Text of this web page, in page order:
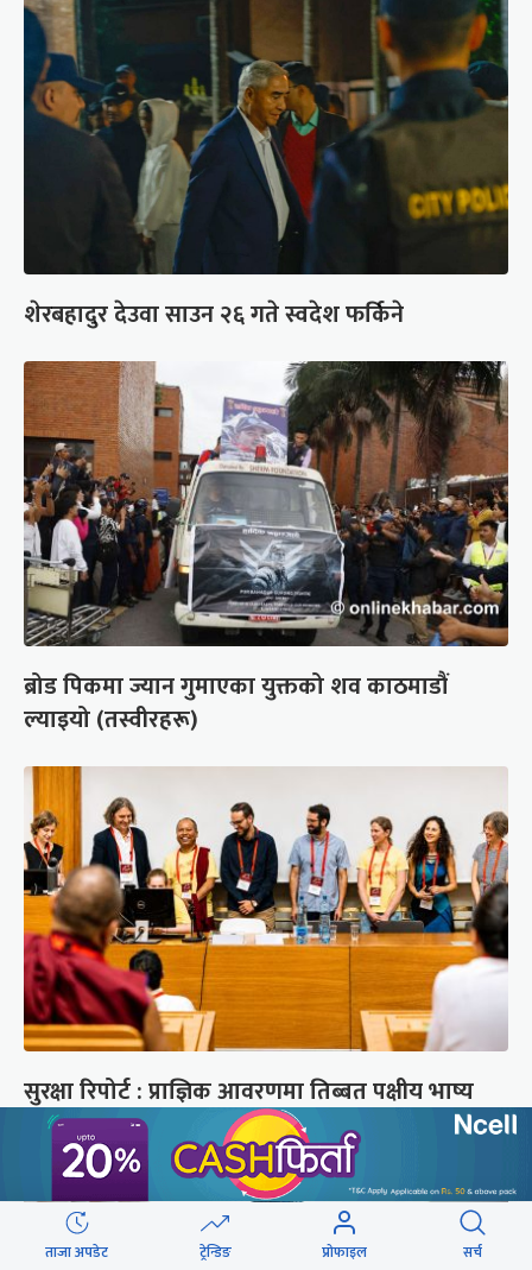
शेरबहादुर देउवा साउन २६ गते स्वदेश फर्किने
ब्रोड पिकमा ज्यान गुमाएका युक्तको शव काठमाडौं
ल्याइयो (तस्वीरहरू)
सुरक्षा रिपोर्ट : प्राज्ञिक आवरणमा तिब्बत पक्षीय भाष्य
निर्माणको योजना
ताजा अपडेट ट्रेन्डिङ प्रोफाइल सर्च